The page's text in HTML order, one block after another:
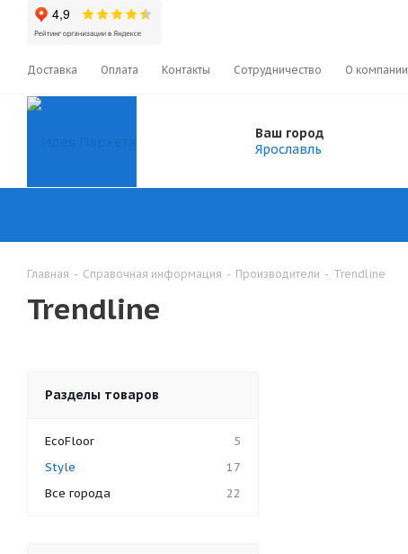
Доставка Оплата Контакты Сотрудничество О компании
Ваш город
Ярославль
Главная - Справочная информация - Производители - Trendline
Trendline
Разделы товаров
EcoFloor
5
Style
17
Все города
22